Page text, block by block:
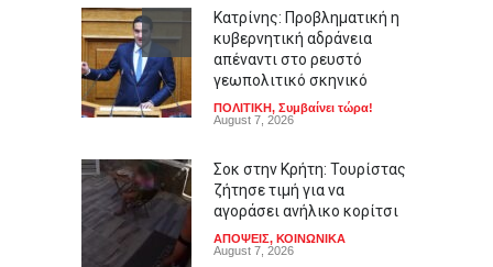
Κατρίνης: Προβληματική η
κυβερνητική αδράνεια
απέναντι στο ρευστό
γεωπολιτικό σκηνικό
ΠΟΛΙΤΙΚΗ, Συμβαίνει τώρα!
August 7, 2026
Σοκ στην Κρήτη: Τουρίστας
ζήτησε τιμή για να
αγοράσει ανήλικο κορίτσι
ΑΠΟΨΕΙΣ, ΚΟΙΝΩΝΙΚΑ
August 7, 2026